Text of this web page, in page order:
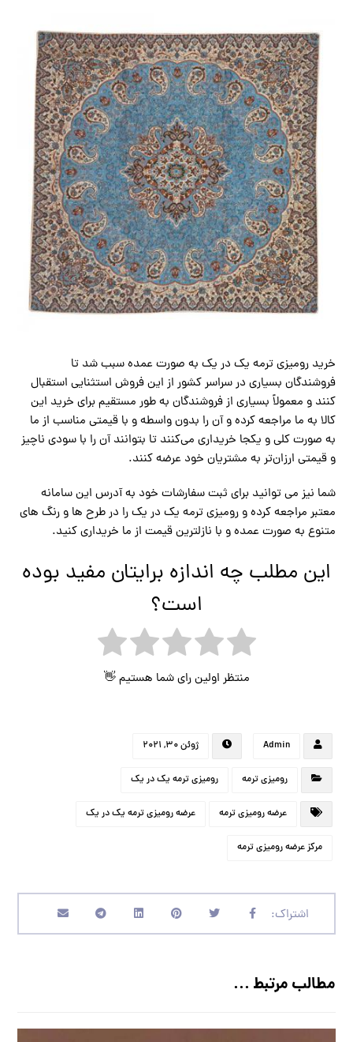
خرید رومیزی ترمه یک در یک به صورت عمده سبب شد تا
فروشندگان بسیاری در سراسر کشور از این فروش استثنایی استقبال
کنند و معمولاً بسیاری از فروشندگان به طور مستقیم برای خرید این
کالا به ما مراجعه کرده و آن را بدون واسطه و با قیمتی مناسب از ما
به صورت کلی و یکجا خریداری می‌کنند تا بتوانند آن را با سودی ناچیز
و قیمتی ارزان‌تر به مشتریان خود عرضه کنند.
شما نیز می توانید برای ثبت سفارشات خود به آدرس این سامانه
معتبر مراجعه کرده و رومیزی ترمه یک در یک را در طرح ها و رنگ های
متنوع به صورت عمده و با نازلترین قیمت از ما خریداری کنید.
این مطلب چه اندازه برایتان مفید بوده
است؟
منتظر اولین رای شما هستیم 👋
Admin ژوئن ۳۰, ۲۰۲۱
رومیزی ترمه رومیزی ترمه یک در یک
عرضه رومیزی ترمه عرضه رومیزی ترمه یک در یک
مرکز عرضه رومیزی ترمه
مطالب مرتبط ...